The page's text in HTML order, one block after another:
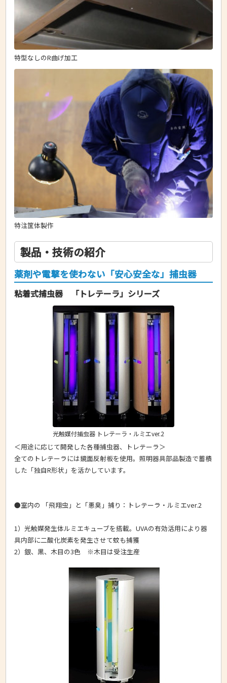
特型なしのR曲げ加工
特注筐体製作
製品・技術の紹介
薬剤や電撃を使わない「安心安全な」捕虫器
粘着式捕虫器 「トレテーラ」シリーズ
光触媒付捕虫器 トレテーラ・ルミエver.2
＜用途に応じて開発した各種捕虫器、トレテーラ＞
全てのトレテーラには鏡面反射板を使用。照明器具部品製造で蓄積
した「独自R形状」を活かしています。
●室内の 「飛翔虫」と「悪臭」捕り：トレテーラ・ルミエver.2
1）光触媒発生体ルミエキューブを搭載。UVAの有効活用により器
具内部に二酸化炭素を発生させて蚊も捕獲
2）銀、黒、木目の3色 ※木目は受注生産